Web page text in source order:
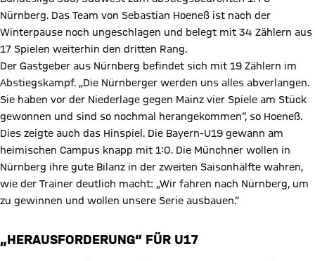
Nürnberg. Das Team von Sebastian Hoeneß ist nach der
Winterpause noch ungeschlagen und belegt mit 34 Zählern aus
17 Spielen weiterhin den dritten Rang.
Der Gastgeber aus Nürnberg befindet sich mit 19 Zählern im
Abstiegskampf. „Die Nürnberger werden uns alles abverlangen.
Sie haben vor der Niederlage gegen Mainz vier Spiele am Stück
gewonnen und sind so nochmal herangekommen“, so Hoeneß.
Dies zeigte auch das Hinspiel. Die Bayern-U19 gewann am
heimischen Campus knapp mit 1:0. Die Münchner wollen in
Nürnberg ihre gute Bilanz in der zweiten Saisonhälfte wahren,
wie der Trainer deutlich macht: „Wir fahren nach Nürnberg, um
zu gewinnen und wollen unsere Serie ausbauen.“
„HERAUSFORDERUNG“ FÜR U17